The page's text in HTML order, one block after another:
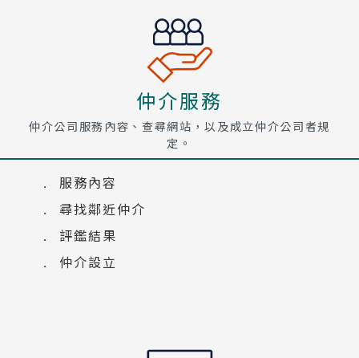
仲介服務
仲介公司服務內容、查尋網站，以及成立仲介公司者規
定。
服務內容
尋找鄰近仲介
評鑑結果
仲介設立